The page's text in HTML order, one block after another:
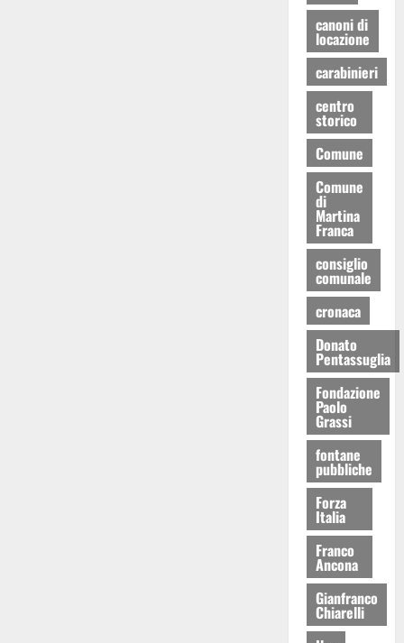
canoni di
locazione
carabinieri
centro
storico
Comune
Comune
di
Martina
Franca
consiglio
comunale
cronaca
Donato
Pentassuglia
Fondazione
Paolo
Grassi
fontane
pubbliche
Forza
Italia
Franco
Ancona
Gianfranco
Chiarelli